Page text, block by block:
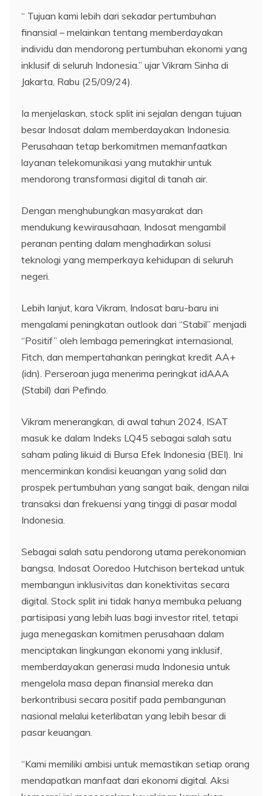
“ Tujuan kami lebih dari sekadar pertumbuhan
finansial – melainkan tentang memberdayakan
individu dan mendorong pertumbuhan ekonomi yang
inklusif di seluruh Indonesia.” ujar Vikram Sinha di
Jakarta, Rabu (25/09/24).
Ia menjelaskan, stock split ini sejalan dengan tujuan
besar Indosat dalam memberdayakan Indonesia.
Perusahaan tetap berkomitmen memanfaatkan
layanan telekomunikasi yang mutakhir untuk
mendorong transformasi digital di tanah air.
Dengan menghubungkan masyarakat dan
mendukung kewirausahaan, Indosat mengambil
peranan penting dalam menghadirkan solusi
teknologi yang memperkaya kehidupan di seluruh
negeri.
Lebih lanjut, kara Vikram, Indosat baru-baru ini
mengalami peningkatan outlook dari “Stabil” menjadi
“Positif” oleh lembaga pemeringkat internasional,
Fitch, dan mempertahankan peringkat kredit AA+
(idn). Perseroan juga menerima peringkat idAAA
(Stabil) dari Pefindo.
Vikram menerangkan, di awal tahun 2024, ISAT
masuk ke dalam Indeks LQ45 sebagai salah satu
saham paling likuid di Bursa Efek Indonesia (BEI). Ini
mencerminkan kondisi keuangan yang solid dan
prospek pertumbuhan yang sangat baik, dengan nilai
transaksi dan frekuensi yang tinggi di pasar modal
Indonesia.
Sebagai salah satu pendorong utama perekonomian
bangsa, Indosat Ooredoo Hutchison bertekad untuk
membangun inklusivitas dan konektivitas secara
digital. Stock split ini tidak hanya membuka peluang
partisipasi yang lebih luas bagi investor ritel, tetapi
juga menegaskan komitmen perusahaan dalam
menciptakan lingkungan ekonomi yang inklusif,
memberdayakan generasi muda Indonesia untuk
mengelola masa depan finansial mereka dan
berkontribusi secara positif pada pembangunan
nasional melalui keterlibatan yang lebih besar di
pasar keuangan.
“Kami memiliki ambisi untuk memastikan setiap orang
mendapatkan manfaat dari ekonomi digital. Aksi